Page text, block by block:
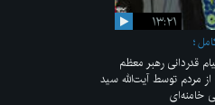
۱۳:۲۱
قدردانی رهبر معظم
از مردم توسط آیت‌الله سید
خامنه‌ای